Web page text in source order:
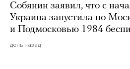
Собянин заявил, что с
Украина запустила по
и Подмосковью 1984
день назад